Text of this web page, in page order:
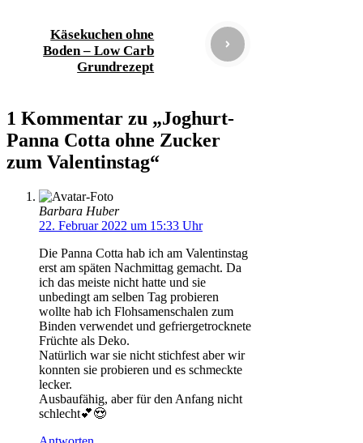
Käsekuchen ohne
Boden – Low Carb
Grundrezept
1 Kommentar zu „Joghurt-
Panna Cotta ohne Zucker
zum Valentinstag“
Barbara Huber
22. Februar 2022 um 15:33 Uhr
Die Panna Cotta hab ich am Valentinstag
erst am späten Nachmittag gemacht. Da
ich das meiste nicht hatte und sie
unbedingt am selben Tag probieren
wollte hab ich Flohsamenschalen zum
Binden verwendet und gefriergetrocknete
Früchte als Deko.
Natürlich war sie nicht stichfest aber wir
konnten sie probieren und es schmeckte
lecker.
Ausbaufähig, aber für den Anfang nicht
schlecht💕😍